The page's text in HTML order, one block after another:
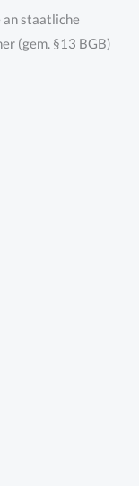
an staatliche
(gem. §13 BGB)